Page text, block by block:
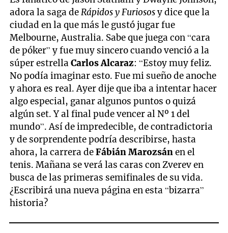
seconds
of
19
seconds
adora la saga deRápidos y Furiososy dice que la
ciudad en la que más le gustó jugar fue
Melbourne, Australia. Sabe que juega con “cara
de póker” y fue muy sincero cuando venció a la
súper estrellaCarlos Alcaraz: “Estoy muy feliz.
No podía imaginar esto. Fue mi sueño de anoche
y ahora es real. Ayer dije que iba a intentar hacer
algo especial, ganar algunos puntos o quizá
algún set. Y al final pude vencer al Nº 1 del
mundo”. Así de impredecible, de contradictoria
y de sorprendente podría describirse, hasta
ahora, la carrera deFábián Marozsánen el
tenis. Mañana se verá las caras con Zverev en
busca de las primeras semifinales de su vida.
¿Escribirá una nueva página en esta “bizarra”
historia?